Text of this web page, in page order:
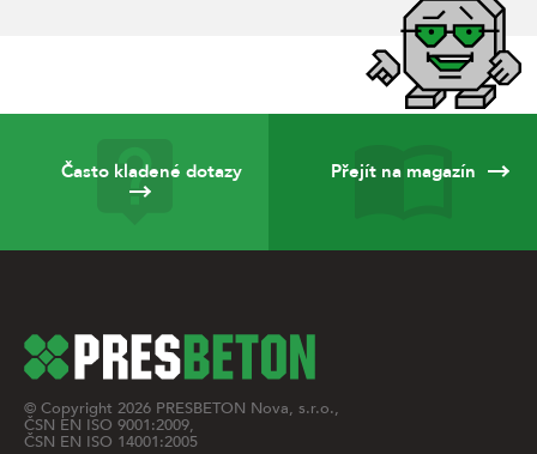
Často kladené dotazy Přejít na magazín
© Copyright 2026 PRESBETON Nova, s.r.o.,
ČSN EN ISO 9001:2009,
ČSN EN ISO 14001:2005